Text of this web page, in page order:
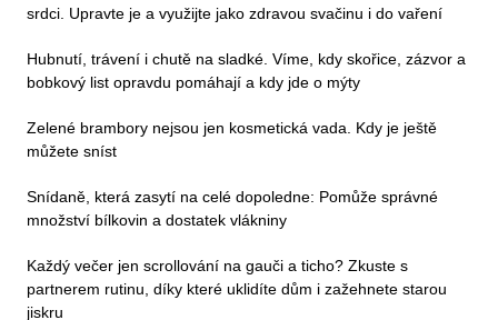
srdci. Upravte je a využijte jako zdravou svačinu i do vaření
Hubnutí, trávení i chutě na sladké. Víme, kdy skořice, zázvor a
bobkový list opravdu pomáhají a kdy jde o mýty
Zelené brambory nejsou jen kosmetická vada. Kdy je ještě
můžete sníst
Snídaně, která zasytí na celé dopoledne: Pomůže správné
množství bílkovin a dostatek vlákniny
Každý večer jen scrollování na gauči a ticho? Zkuste s
partnerem rutinu, díky které uklidíte dům i zažehnete starou
jiskru